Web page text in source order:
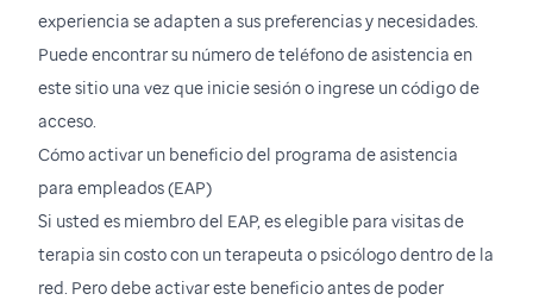
experiencia se adapten a sus preferencias y necesidades.
Puede encontrar su número de teléfono de asistencia en
este sitio una vez que inicie sesión o ingrese un código de
acceso.
Cómo activar un beneficio del programa de asistencia
para empleados (EAP)
Si usted es miembro del EAP, es elegible para visitas de
terapia sin costo con un terapeuta o psicólogo dentro de la
red. Pero debe activar este beneficio antes de poder